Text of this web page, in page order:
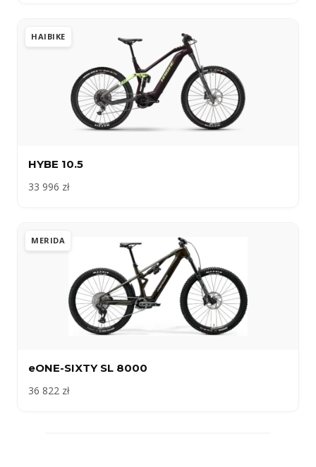
HAIBIKE
HYBE 10.5
33 996 zł
MERIDA
eONE-SIXTY SL 8000
36 822 zł